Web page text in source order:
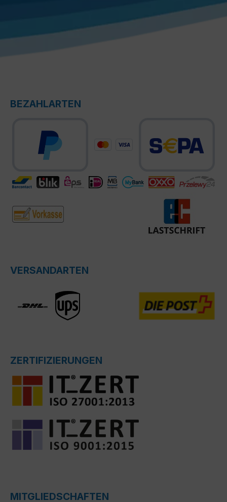
BEZAHLARTEN
VERSANDARTEN
ZERTIFIZIERUNGEN
MITGLIEDSCHAFTEN